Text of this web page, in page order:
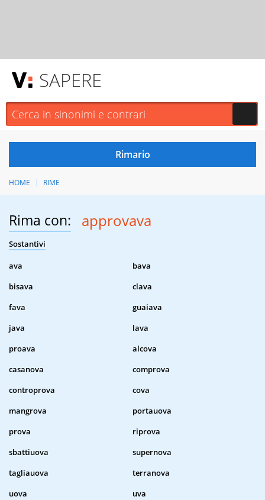
SAPERE
HOME RIME
Rima con: approvava
Sostantivi
ava
bava
bisava
clava
fava
guaiava
java
lava
proava
alcova
casanova
comprova
controprova
cova
mangrova
portauova
prova
riprova
sbattiuova
supernova
tagliauova
terranova
uova
uva